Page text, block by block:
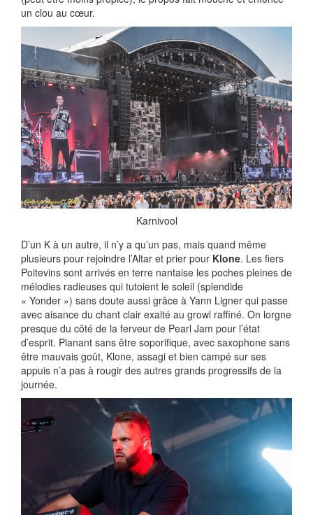
un clou au cœur.
Karnivool
D’un K à un autre, il n’y a qu’un pas, mais quand même
plusieurs pour rejoindre l’Altar et prier pour Klone. Les fiers
Poitevins sont arrivés en terre nantaise les poches pleines de
mélodies radieuses qui tutoient le soleil (splendide
« Yonder ») sans doute aussi grâce à Yann Ligner qui passe
avec aisance du chant clair exalté au growl raffiné. On lorgne
presque du côté de la ferveur de Pearl Jam pour l’état
d’esprit. Planant sans être soporifique, avec saxophone sans
être mauvais goût, Klone, assagi et bien campé sur ses
appuis n’a pas à rougir des autres grands progressifs de la
journée.